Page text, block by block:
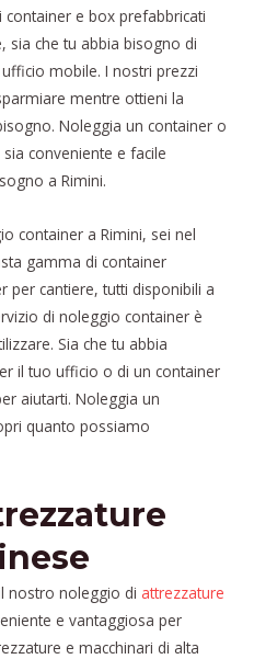
e box prefabbricati
sia che tu abbia bisogno di
mobile. I nostri prezzi
mentre ottieni la
Noleggia un container o
conveniente e facile
a Rimini.
container a Rimini, sei nel
gamma di container
per cantiere, tutti disponibili a
di noleggio container è
Sia che tu abbia
il tuo ufficio o di un container
aiutarti. Noleggia un
quanto possiamo
nostro noleggio di attrezzature
e vantaggiosa per
e macchinari di alta